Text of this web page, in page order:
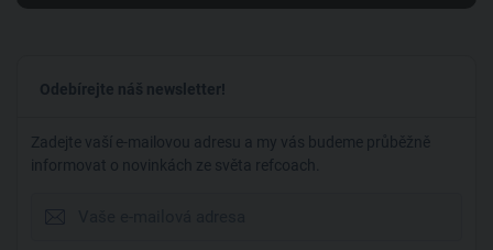
Odebírejte náš newsletter!
Zadejte vaší e-mailovou adresu a my vás budeme průběžně
informovat o novinkách ze světa refcoach.